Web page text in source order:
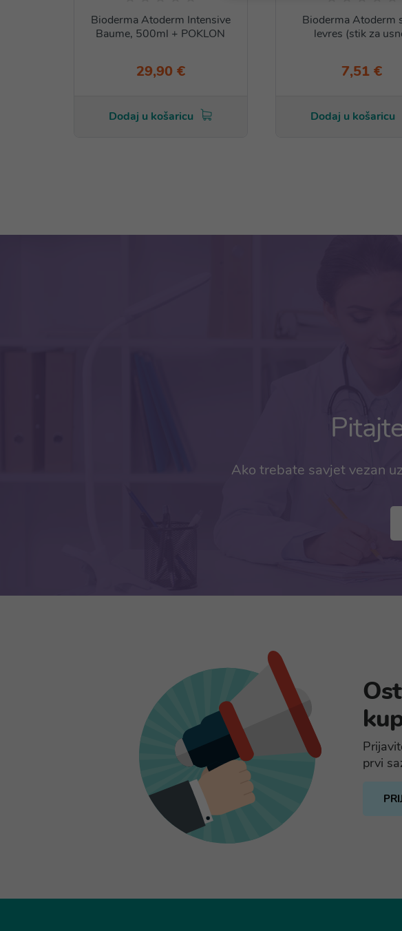
Bioderma Atoderm Intensive
Baume, 500ml + POKLON
29,90 €
Dodaj u košaricu
Bioderma Atoderm
levres (stik za
7,51 €
Dodaj u košaricu
Ako trebate savjet vezan
prvi